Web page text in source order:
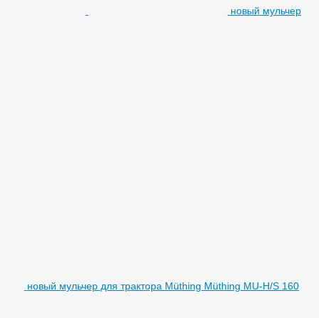
новый мульчер
новый мульчер для трактора Müthing Müthing MU-H/S 160